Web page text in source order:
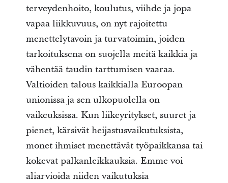
terveydenhoito, koulutus, viihde ja jopa
vapaa liikkuvuus, on nyt rajoitettu
menettelytavoin ja turvatoimin, joiden
tarkoituksena on suojella meitä kaikkia ja
vähentää taudin tarttumisen vaaraa.
Valtioiden talous kaikkialla Euroopan
unionissa ja sen ulkopuolella on
vaikeuksissa. Kun liikeyritykset, suuret ja
pienet, kärsivät heijastusvaikutuksista,
monet ihmiset menettävät työpaikkansa tai
kokevat palkanleikkauksia. Emme voi
aliarvioida niiden vaikutuksia